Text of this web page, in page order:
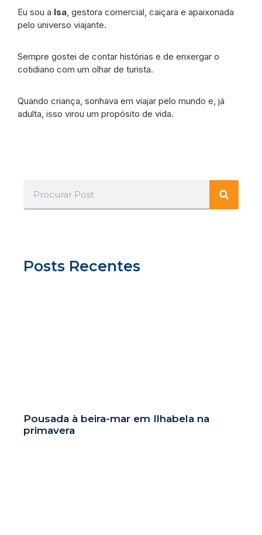
Eu sou a Isa, gestora comercial, caiçara e apaixonada
pelo universo viajante.
Sempre gostei de contar histórias e de enxergar o
cotidiano com um olhar de turista.
Quando criança, sonhava em viajar pelo mundo e, já
adulta, isso virou um propósito de vida.
Posts Recentes
Pousada à beira-mar em Ilhabela na
primavera